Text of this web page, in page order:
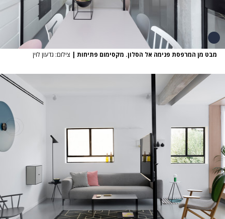
מבט מן המרפסת פנימה אל הסלון. מקסימום פתיחות | צילום: גדעון לוין